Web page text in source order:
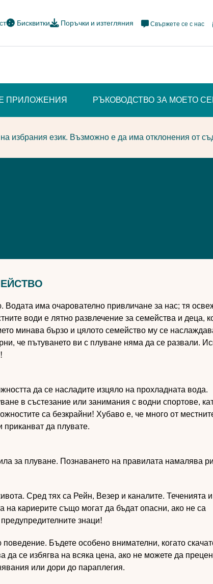
Бисквитки Поръчки и изтегляния
Meta
Social
Свържете се с нас
ПРИЛОЖЕНИЯ РЪКОВОДСТВО ЗА МОЕТО
избрания език. Възможно е да има отклонения от
има очарователно привличане за нас; тя
води е лятно развлечение за семейства и деца,
минава бързо и цялото семейство му се
че пътуването ви с плуване няма да се развали.
да се насладите изцяло на прохладната вода.
в състезание или занимания с водни спортове,
са безкрайни! Хубаво е, че много от
да плувате.
за плуване. Познаването на правилата намалява
Сред тях са Рейн, Везер и каналите. Теченията и
кариерите също могат да бъдат опасни, ако не са
знаци!
Бъдете особено внимателни, когато
да се избягва на всяка цена, ако не можете да
или дори до параплегия.